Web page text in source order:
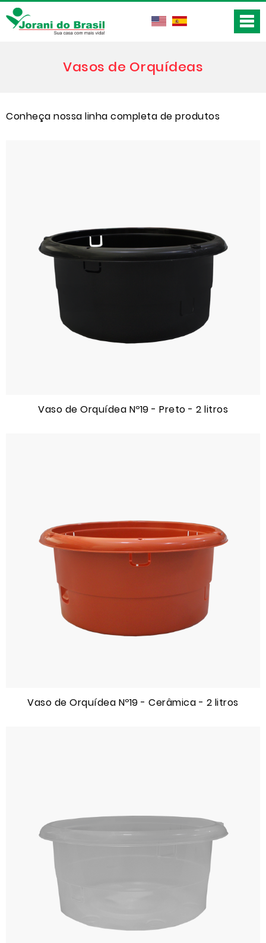
Vasos de Orquídeas
Conheça nossa linha completa de produtos
Vaso de Orquídea Nº19 - Preto - 2 litros
Vaso de Orquídea Nº19 - Cerâmica - 2 litros